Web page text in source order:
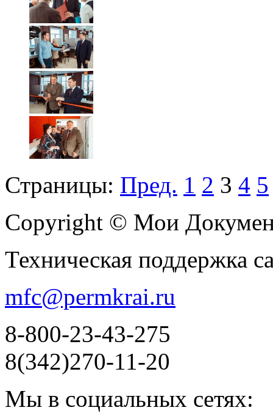
Страницы: Пред. 1 2 3 4 5
Copyright © Мои
Техническая поддержка
mfc@permkrai.ru
8-800-23-43-275
8(342)270-11-20
Мы в социальных сетях: